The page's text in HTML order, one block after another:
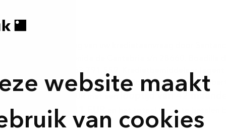
website maakt
van cookies
van aanvaarding van uw kredietaanvraag door
Finance SA Avenida de Cantabria s/n 28660, Boadilla
nummer BE 0763.791.559. Kredietbemiddelaar
autoriteit, FOD Economie – Koning
268,11 EUR en het totaal terug te betalen